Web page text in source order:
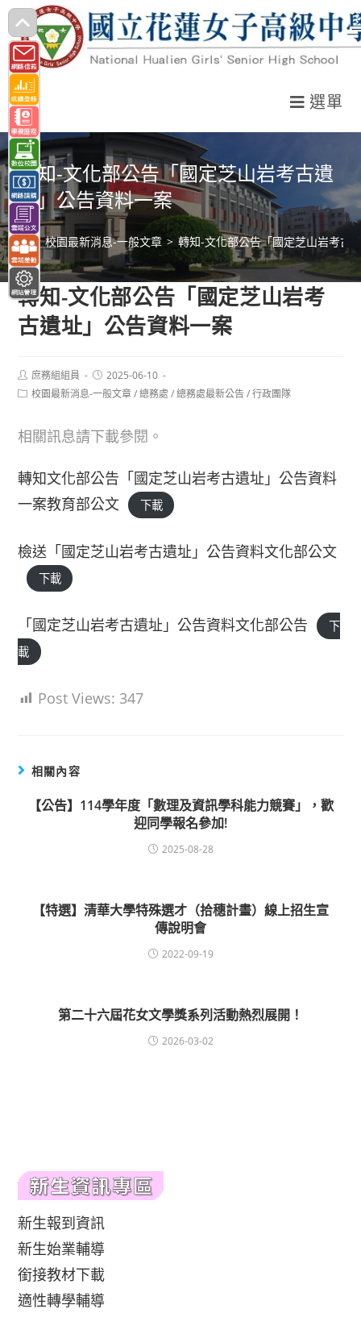
跳
轉
至
主
要
內
容
選單
轉知-文化部公告「國定芝山岩考古遺
址」公告資料一案
> 校園最新消息-一般文章 > 轉知-文化部公告「國定芝山岩考古
轉知-文化部公告「國定芝山岩考
古遺址」公告資料一案
Post
author:
庶務組組員
Post
published:
2025-06-10
Post校園最新消息-一般文章 / 總務處 / 總務處最新公告 / 行政團隊
相關訊息請下載參閱。
轉知文化部公告「國定芝山岩考古遺址」公告資料
一案教育部公文
下載
檢送「國定芝山岩考古遺址」公告資料文化部公文
下載
「國定芝山岩考古遺址」公告資料文化部公告
下
載
Post Views: 347
相關內容
【公告】114學年度「數理及資訊學科能力競賽」，歡
迎同學報名參加!
2025-08-28
【特選】清華大學特殊選才（拾穗計畫）線上招生宣
傳說明會
2022-09-19
第二十六屆花女文學獎系列活動熱烈展開！
2026-03-02
新生報到資訊
新生始業輔導
銜接教材下載
適性轉學輔導